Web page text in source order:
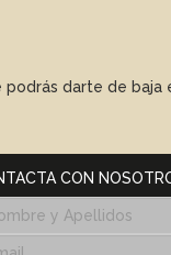
darte de baja
CON